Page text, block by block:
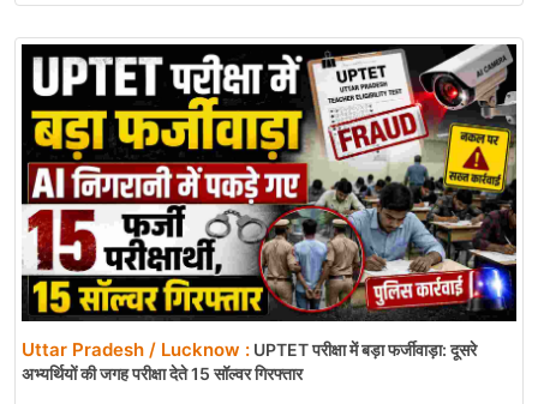
Uttar Pradesh / Lucknow : UPTET परीक्षा में बड़ा फर्जीवाड़ा: दूसरे
अभ्यर्थियों की जगह परीक्षा देते 15 सॉल्वर गिरफ्तार